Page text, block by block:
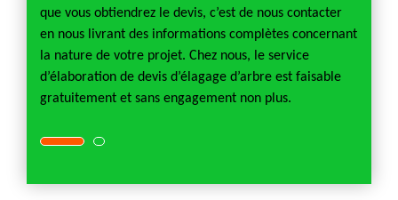
que vous obtiendrez le devis, c’est de nous contacter
en nous livrant des informations complètes concernant
la nature de votre projet. Chez nous, le service
d’élaboration de devis d’élagage d’arbre est faisable
gratuitement et sans engagement non plus.